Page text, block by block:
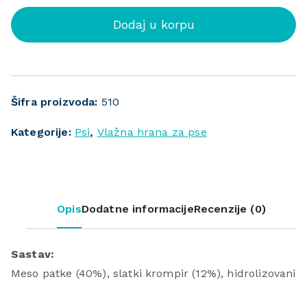
Dodaj u korpu
Šifra proizvoda: 510
Kategorije: Psi, Vlažna hrana za pse
OpisDodatne informacijeRecenzije (0)
Sastav:
Meso patke (40%), slatki krompir (12%), hidrolizovani